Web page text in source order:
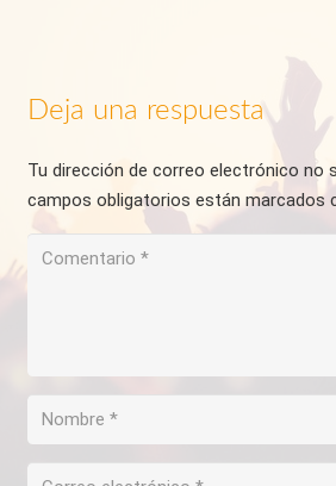
Deja una respuesta
Tu dirección de correo electrónico no
campos obligatorios están marcados